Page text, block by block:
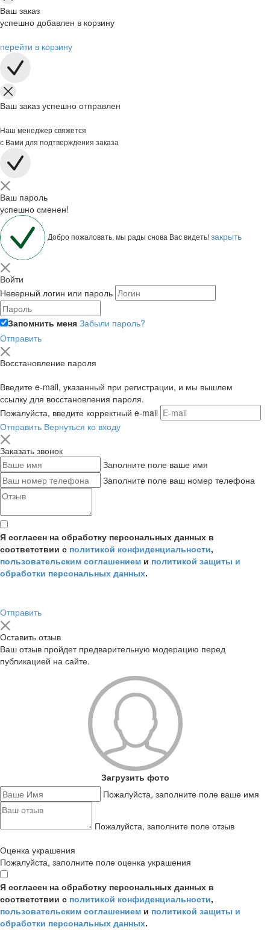
Ваш заказ
успешно добавлен в корзину
перейти в корзину
Ваш заказ успешно отправлен
Наш менеджер свяжется
с Вами для подтверждения заказа
Ваш пароль
успешно сменен!
Добро пожаловать, мы рады снова Вас видеть!закрыть
Войти
Неверный логин или пароль
Запомнить меня Забыли пароль?
Отправить
Восстановление пароля
Введите e-mail, указанный при регистрации, и мы вышлем
ссылку для восстановления пароля.
Пожалуйста, введите корректный e-mail
Отправить Вернуться ко входу
Заказать звонок
Заполните поле ваше имя
Заполните поле ваш номер телефона
Я согласен на обработку персональных данных в
соответствии с политикой конфиденциальности,
пользовательским соглашением и политикой защиты и
обработки персональных данных.
Отправить
Оставить отзыв
Ваш отзыв пройдет предварительную модерацию перед
публикацией на сайте.
Загрузить фото
Пожалуйста, заполните поле ваше имя
Пожалуйста, заполните поле отзыв
Оценка украшения
Пожалуйста, заполните поле оценка украшения
Я согласен на обработку персональных данных в
соответствии с политикой конфиденциальности,
пользовательским соглашением и политикой защиты и
обработки персональных данных.